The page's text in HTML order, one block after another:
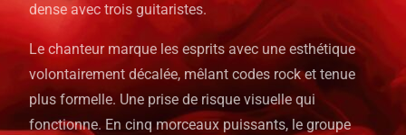
dense avec trois guitaristes.
Le chanteur marque les esprits avec une esthétique
volontairement décalée, mêlant codes rock et tenue
plus formelle. Une prise de risque visuelle qui
fonctionne. En cinq morceaux puissants, le groupe